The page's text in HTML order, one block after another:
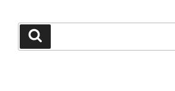
חיפוש